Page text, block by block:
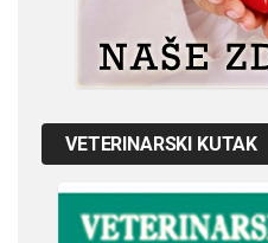
VETERINARSKI KUTAK